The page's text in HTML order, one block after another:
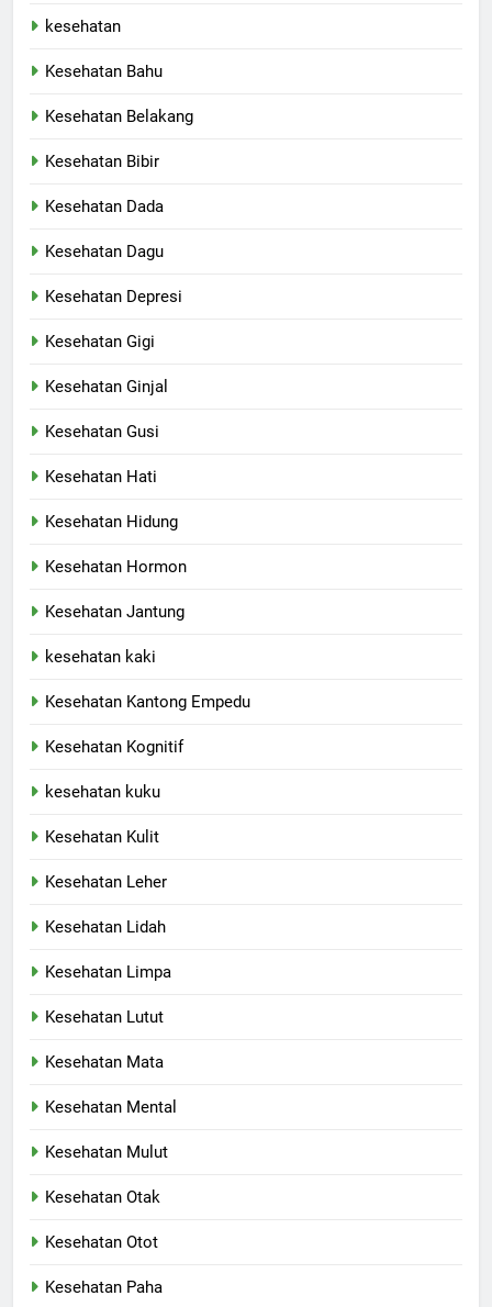
kesehatan
Kesehatan Bahu
Kesehatan Belakang
Kesehatan Bibir
Kesehatan Dada
Kesehatan Dagu
Kesehatan Depresi
Kesehatan Gigi
Kesehatan Ginjal
Kesehatan Gusi
Kesehatan Hati
Kesehatan Hidung
Kesehatan Hormon
Kesehatan Jantung
kesehatan kaki
Kesehatan Kantong Empedu
Kesehatan Kognitif
kesehatan kuku
Kesehatan Kulit
Kesehatan Leher
Kesehatan Lidah
Kesehatan Limpa
Kesehatan Lutut
Kesehatan Mata
Kesehatan Mental
Kesehatan Mulut
Kesehatan Otak
Kesehatan Otot
Kesehatan Paha